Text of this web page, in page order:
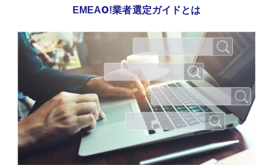
EMEAO!業者選定ガイドとは